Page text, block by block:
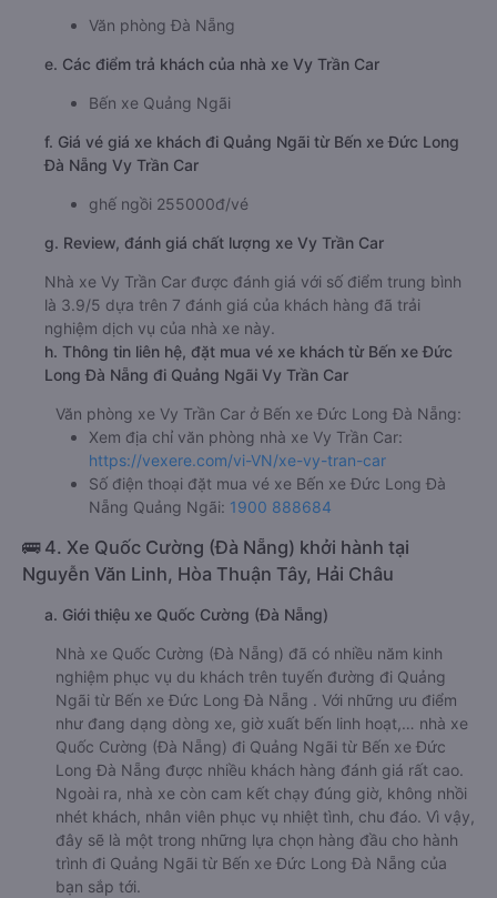
Văn phòng Đà Nẵng
e. Các điểm trả khách của nhà xe Vy Trần Car
Bến xe Quảng Ngãi
f. Giá vé giá xe khách đi Quảng Ngãi từ Bến xe Đức Long
Đà Nẵng Vy Trần Car
ghế ngồi 255000đ/vé
g. Review, đánh giá chất lượng xe Vy Trần Car
Nhà xe Vy Trần Car được đánh giá với số điểm trung bình
là 3.9/5 dựa trên 7 đánh giá của khách hàng đã trải
nghiệm dịch vụ của nhà xe này.
h. Thông tin liên hệ, đặt mua vé xe khách từ Bến xe Đức
Long Đà Nẵng đi Quảng Ngãi Vy Trần Car
Văn phòng xe Vy Trần Car ở Bến xe Đức Long Đà Nẵng:
Xem địa chỉ văn phòng nhà xe Vy Trần Car:
https://vexere.com/vi-VN/xe-vy-tran-car
Số điện thoại đặt mua vé xe Bến xe Đức Long Đà
Nẵng Quảng Ngãi: 1900 888684
🚌 4. Xe Quốc Cường (Đà Nẵng) khởi hành tại
Nguyễn Văn Linh, Hòa Thuận Tây, Hải Châu
a. Giới thiệu xe Quốc Cường (Đà Nẵng)
Nhà xe Quốc Cường (Đà Nẵng) đã có nhiều năm kinh
nghiệm phục vụ du khách trên tuyến đường đi Quảng
Ngãi từ Bến xe Đức Long Đà Nẵng . Với những ưu điểm
như đang dạng dòng xe, giờ xuất bến linh hoạt,… nhà xe
Quốc Cường (Đà Nẵng) đi Quảng Ngãi từ Bến xe Đức
Long Đà Nẵng được nhiều khách hàng đánh giá rất cao.
Ngoài ra, nhà xe còn cam kết chạy đúng giờ, không nhồi
nhét khách, nhân viên phục vụ nhiệt tình, chu đáo. Vì vậy,
đây sẽ là một trong những lựa chọn hàng đầu cho hành
trình đi Quảng Ngãi từ Bến xe Đức Long Đà Nẵng của
bạn sắp tới.